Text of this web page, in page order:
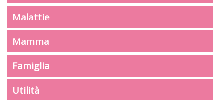
Malattie
Mamma
Famiglia
Utilità